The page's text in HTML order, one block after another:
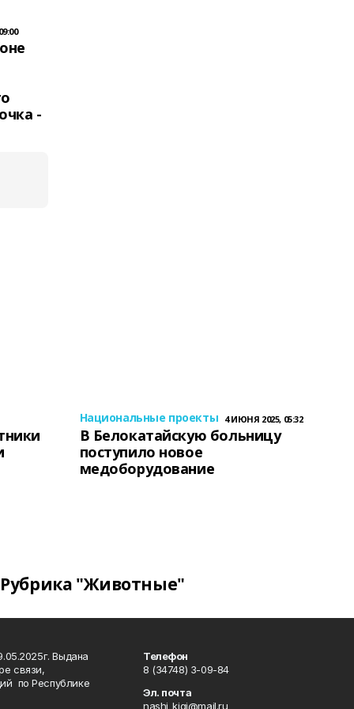
-
Национальные проекты 4 ИЮНЯ 2025, 05:32
В Белокатайскую больницу
поступило новое
медоборудование
Рубрика "Животные"
Выдана
связи,
по Республике
Телефон
8 (34748) 3-09-84
Эл. почта
nashi_kigi@mail.ru